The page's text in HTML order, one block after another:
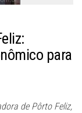
para
de Pôrto Feliz,